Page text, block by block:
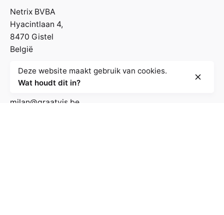
Netrix BVBA
Hyacintlaan 4,
8470 Gistel
België
Contactgegevens
milan@graatvis.be
Deze website maakt gebruik van cookies.
Wat houdt dit in?